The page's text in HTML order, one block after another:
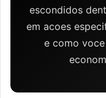
escondidos
em acoes
e como